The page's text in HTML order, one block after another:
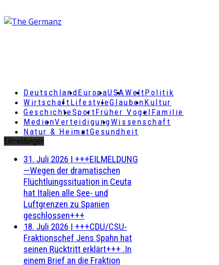
DeutschlandEuropaUSAWeltPolitik
Wirtschaft LifestyleGlaubenKultur
GeschichteSportFrüher Vogel Familie
MedienVerteidigungWissenschaft
Natur & HeimatGesundheit
Eilmeldungen
31. Juli 2026 | +++EILMELDUNG
—Wegen der dramatischen
Flüchtluingssituation in Ceuta
hat Italien alle See- und
Luftgrenzen zu Spanien
geschlossen+++
18. Juli 2026 | +++CDU/CSU-
Fraktionschef Jens Spahn hat
seinen Rücktritt erklärt+++ .In
einem Brief an die Fraktion